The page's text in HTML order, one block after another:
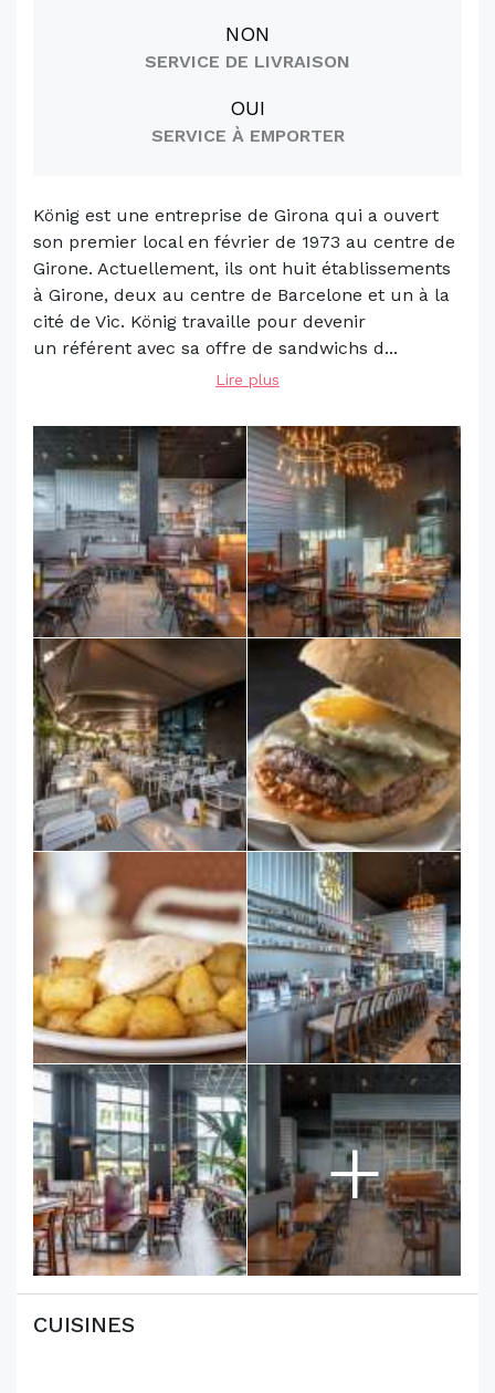
NON
SERVICE DE LIVRAISON
OUI
SERVICE À EMPORTER
König est une entreprise de Girona qui a ouvert
son premier local en février de 1973 au centre de
Girone. Actuellement, ils ont huit établissements
à Girone, deux au centre de Barcelone et un à la
cité de Vic. König travaille pour devenir
un référent avec sa offre de sandwichs d...
Lire plus
+
CUISINES